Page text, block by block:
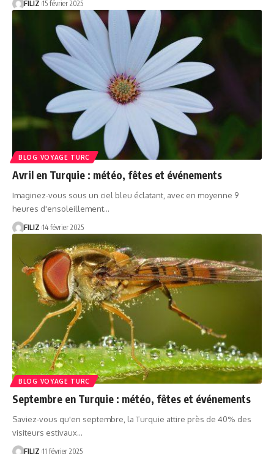
FILIZ 15 février 2025
BLOG VOYAGE TURC
Avril en Turquie : météo, fêtes et événements
Imaginez-vous sous un ciel bleu éclatant, avec en moyenne 9
heures d'ensoleillement…
FILIZ 14 février 2025
BLOG VOYAGE TURC
Septembre en Turquie : météo, fêtes et événements
Saviez-vous qu'en septembre, la Turquie attire près de 40% des
visiteurs estivaux…
FILIZ 11 février 2025